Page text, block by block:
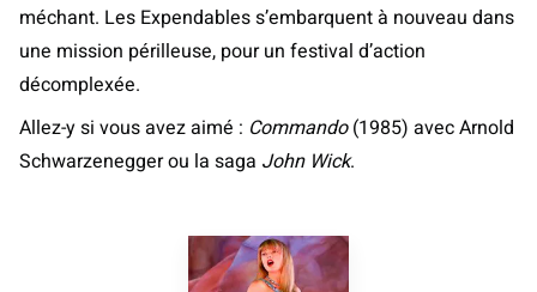
méchant. Les Expendables s’embarquent à nouveau dans
une mission périlleuse, pour un festival d’action
décomplexée.
Allez-y si vous avez aimé : Commando(1985) avec Arnold
Schwarzenegger ou la saga John Wick.